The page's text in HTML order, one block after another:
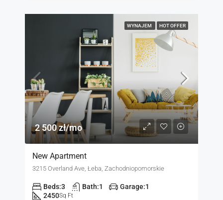
WYNAJEM HOT OFFER
2 500 zł/mo
New Apartment
3215 Overland Ave, Łeba, Zachodniopomorskie
Beds:3 Bath:1 Garage:1
2450Sq Ft